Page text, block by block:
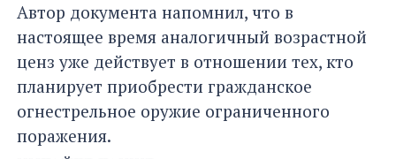
Автор документа напомнил, что в
настоящее время аналогичный возрастной
ценз уже действует в отношении тех, кто
планирует приобрести гражданское
огнестрельное оружие ограниченного
поражения.